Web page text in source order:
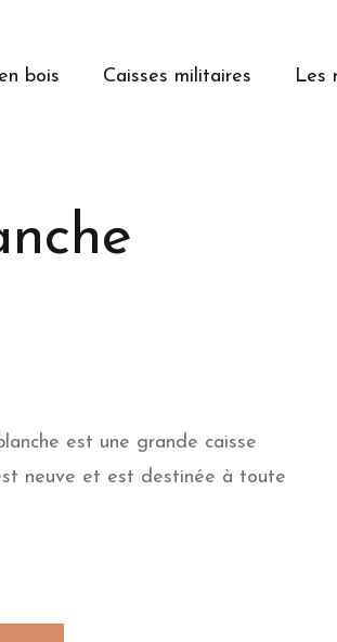
bois Caisses militaires Les
est une grande caisse
neuve et est destinée à toute